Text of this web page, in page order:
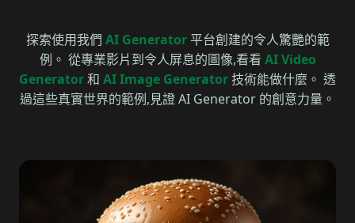
探索使用我們 AI Generator平台創建的令人驚艷的範
例。 從專業影片到令人屏息的圖像,看看 AI Video
Generator和 AI Image Generator技術能做什麼。 透
過這些真實世界的範例,見證 AI Generator 的創意力量。